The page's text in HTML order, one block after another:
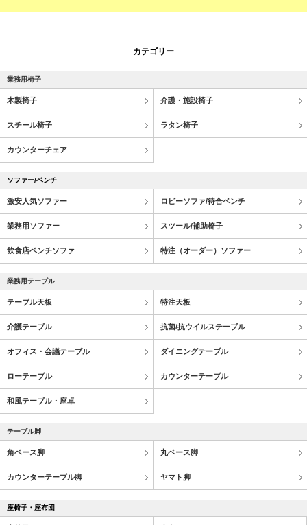
カテゴリー
業務用椅子
木製椅子 介護・施設椅子
スチール椅子 ラタン椅子
カウンターチェア
ソファー/ベンチ
激安人気ソファー ロビーソファ/待合ベンチ
業務用ソファー スツール/補助椅子
飲食店ベンチソファ 特注（オーダー）ソファー
業務用テーブル
テーブル天板 特注天板
介護テーブル 抗菌/抗ウイルステーブル
オフィス・会議テーブル ダイニングテーブル
ローテーブル カウンターテーブル
和風テーブル・座卓
テーブル脚
角ベース脚 丸ベース脚
カウンターテーブル脚 ヤマト脚
座椅子・座布団